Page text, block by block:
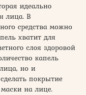
идеально
лица. В
средства можно
хватит для
слоя здоровой
капель
но и
покрытие
на лице.